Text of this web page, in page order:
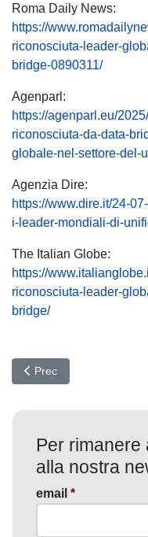
Roma Daily News:
https://
riconosciuta-leader-
bridge-0890311/
Agenparl:
https://agenparl.eu/
riconosciuta-da-data-
globale-nel-settore-del-
Agenzia Dire:
https://www.dire.it/24-
i-leader-mondiali-di-
The Italian Globe:
https://
riconosciuta-leader-
bridge/
Articolo precedente:
Prec
Per rimanere
alla nostra
email *